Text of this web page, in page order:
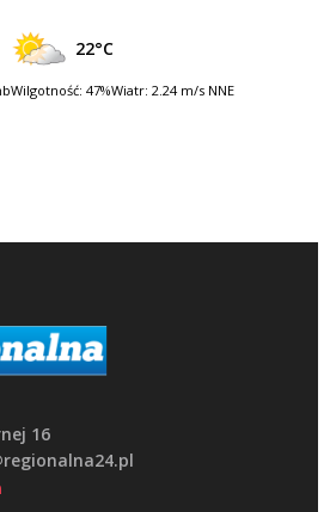
22°C
Wilgotność: 47%Wiatr: 2.24 m/s NNE
16